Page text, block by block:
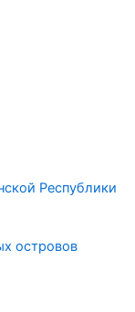
Республики
островов